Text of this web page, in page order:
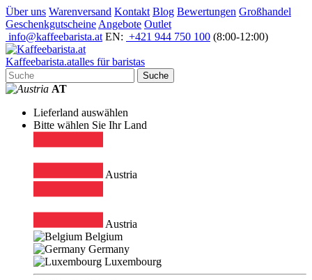
Über uns Warenversand Kontakt Blog Bewertungen Großhandel
Geschenkgutscheine Angebote Outlet
info@kaffeebarista.at EN: +421 944 750 100 (8:00-12:00)
Kaffeebarista.atalles für baristas
Suche
AT
Lieferland auswählen
Bitte wählen Sie Ihr Land
Austria
Austria
Belgium
Germany
Luxembourg